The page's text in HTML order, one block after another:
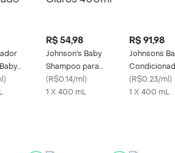
)
R$ 54,98
Johnson's Baby
Shampoo para
Cabelos Claros 400ml
(R$0.14/ml)
1 X 400 mL
R$ 91,98
Johnsons
Regular
(R$0.23/ml)
1 X 400 mL